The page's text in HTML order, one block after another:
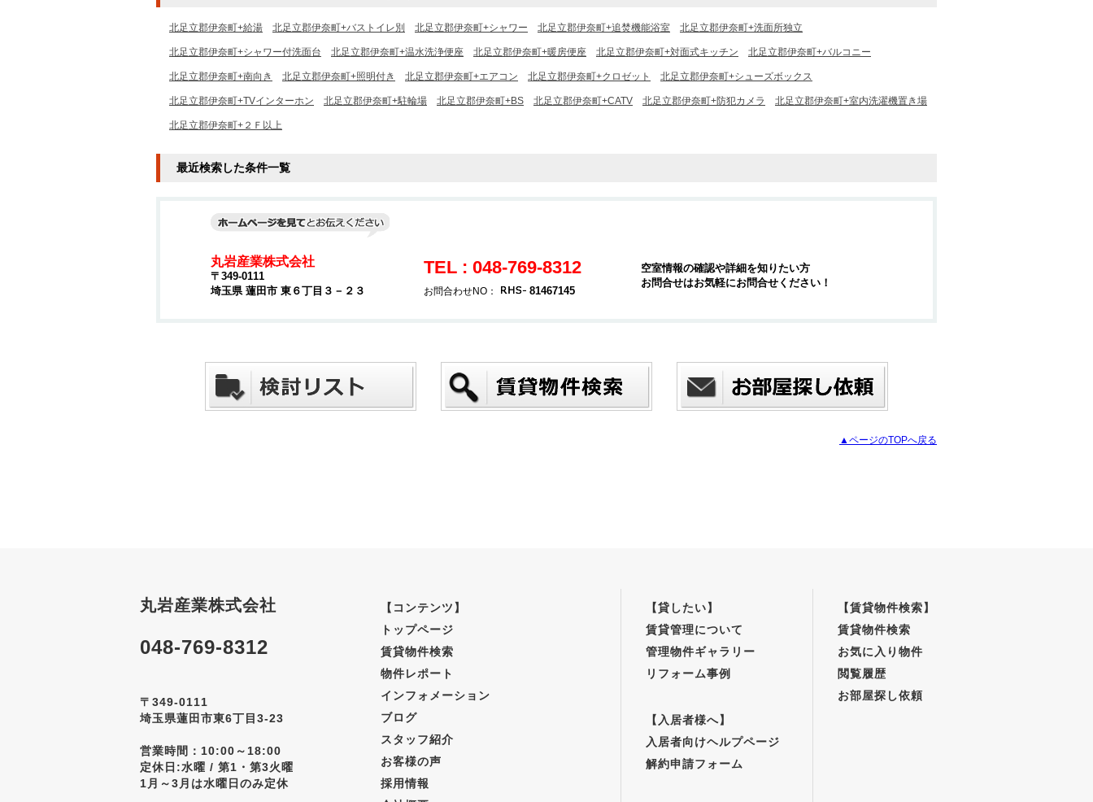
北足立郡伊奈町+給湯 北足立郡伊奈町+バストイレ別 北足立郡伊奈町+シャワー 北足立郡伊奈町+追焚機能浴室 北足立郡伊奈町+洗面所独立
北足立郡伊奈町+シャワー付洗面台 北足立郡伊奈町+温水洗浄便座 北足立郡伊奈町+暖房便座 北足立郡伊奈町+対面式キッチン 北足立郡伊奈町+バルコニー
北足立郡伊奈町+南向き 北足立郡伊奈町+照明付き 北足立郡伊奈町+エアコン 北足立郡伊奈町+クロゼット 北足立郡伊奈町+シューズボックス
北足立郡伊奈町+TVインターホン 北足立郡伊奈町+駐輪場 北足立郡伊奈町+BS 北足立郡伊奈町+CATV 北足立郡伊奈町+防犯カメラ 北足立郡伊奈町+室内洗濯機置き場
北足立郡伊奈町+２Ｆ以上
最近検索した条件一覧
丸岩産業株式会社
〒349-0111
埼玉県 蓮田市 東６丁目３－２３
TEL : 048-769-8312
お問合わせNO： 81467145
空室情報の確認や詳細を知りたい方
お問合せはお気軽にお問合せください！
▲ページのTOPへ戻る
丸岩産業株式会社
048-769-8312
〒349-0111
埼玉県蓮田市東6丁目3-23
営業時間：10:00～18:00
定休日:水曜 / 第1・第3火曜
1月～3月は水曜日のみ定休
【コンテンツ】
トップページ
賃貸物件検索
物件レポート
インフォメーション
ブログ
スタッフ紹介
お客様の声
採用情報
【貸したい】
賃貸管理について
管理物件ギャラリー
リフォーム事例
【入居者様へ】
入居者向けヘルプページ
解約申請フォーム
【賃貸物件検索】
賃貸物件検索
お気に入り物件
閲覧履歴
お部屋探し依頼